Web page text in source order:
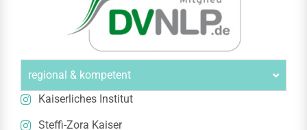
regional & kompetent
Kaiserliches Institut
Steffi-Zora Kaiser